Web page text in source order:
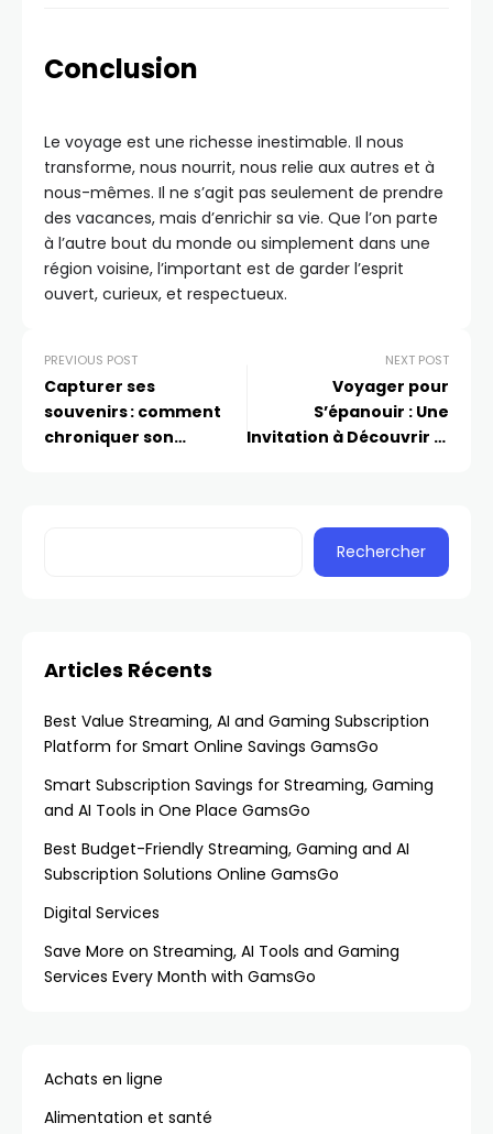
Conclusion
Le voyage est une richesse inestimable. Il nous
transforme, nous nourrit, nous relie aux autres et à
nous-mêmes. Il ne s’agit pas seulement de prendre
des vacances, mais d’enrichir sa vie. Que l’on parte
à l’autre bout du monde ou simplement dans une
région voisine, l’important est de garder l’esprit
ouvert, curieux, et respectueux.
PREVIOUS POST
Capturer ses
souvenirs : comment
chroniquer son
NEXT POST
Voyager pour
S’épanouir : Une
Invitation à Découvrir le
Rechercher
Articles Récents
Best Value Streaming, AI and Gaming Subscription
Platform for Smart Online Savings GamsGo
Smart Subscription Savings for Streaming, Gaming
and AI Tools in One Place GamsGo
Best Budget-Friendly Streaming, Gaming and AI
Subscription Solutions Online GamsGo
Digital Services
Save More on Streaming, AI Tools and Gaming
Services Every Month with GamsGo
Achats en ligne
Alimentation et santé